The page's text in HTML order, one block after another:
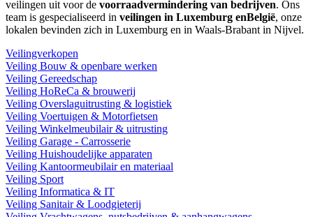
veilingen uit voor de voorraadvermindering van bedrijven. Ons
team is gespecialiseerd in veilingen in Luxemburg enBelgië, onze
lokalen bevinden zich in Luxemburg en in Waals-Brabant in Nijvel.
Veilingverkopen
Veiling Bouw & openbare werken
Veiling Gereedschap
Veiling HoReCa & brouwerij
Veiling Overslaguitrusting & logistiek
Veiling Voertuigen & Motorfietsen
Veiling Winkelmeubilair & uitrusting
Veiling Garage - Carrosserie
Veiling Huishoudelijke apparaten
Veiling Kantoormeubilair en materiaal
Veiling Sport
Veiling Informatica & IT
Veiling Sanitair & Loodgieterij